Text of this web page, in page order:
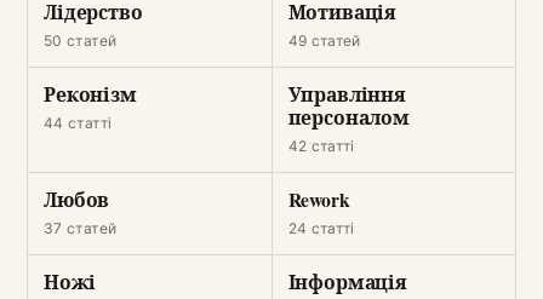
Лідерство
50 статей
Мотивація
49 статей
Реконізм
44 статті
Управління
персоналом
42 статті
Любов
37 статей
Rework
24 статті
Ножі Інформація